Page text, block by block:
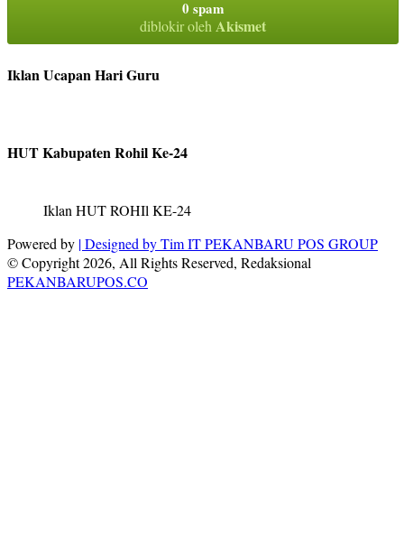
0 spam
diblokir olehAkismet
Iklan Ucapan Hari Guru
HUT Kabupaten Rohil Ke-24
Iklan HUT ROHIl KE-24
Powered by | Designed byTim IT PEKANBARU POS GROUP
© Copyright 2026, All Rights Reserved, Redaksional
PEKANBARUPOS.CO